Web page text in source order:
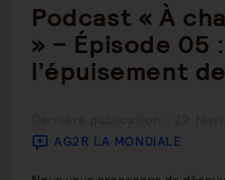
Podcast « À
» – Épisode 05
l’épuisement
publiée :
AG2R LA MONDIALE